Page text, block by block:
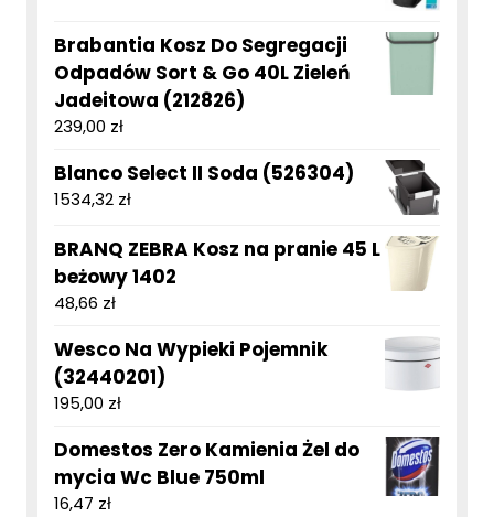
Brabantia Kosz Do Segregacji
Odpadów Sort & Go 40L Zieleń
Jadeitowa (212826)
239,00 zł
Blanco Select II Soda (526304)
1534,32 zł
BRANQ ZEBRA Kosz na pranie 45 L
beżowy 1402
48,66 zł
Wesco Na Wypieki Pojemnik
(32440201)
195,00 zł
Domestos Zero Kamienia Żel do
mycia Wc Blue 750ml
16,47 zł